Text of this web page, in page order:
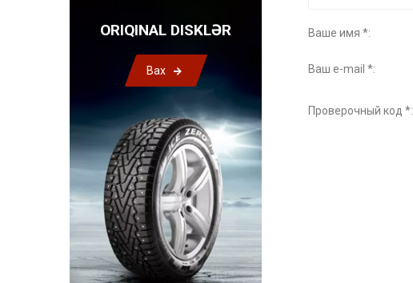
Ваше имя *:
Ваш e-mail *:
Проверочный код *:
ORIQINAL DISKLƏR
Bax